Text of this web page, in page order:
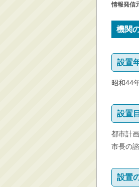
ごみ・リサ
境保全
消防・救急
防災・安全
学ぶ・文
住宅・土
まちづくり
水道・除
情報発信
機関
設置
昭和44
設置
都市計
市長の
設置